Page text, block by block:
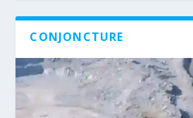
CONJONCTURE